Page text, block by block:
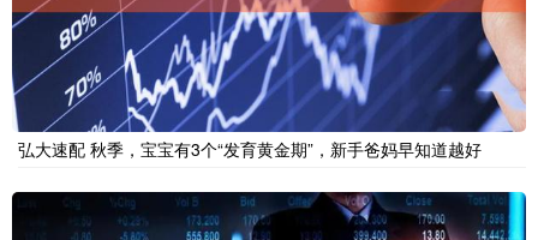
弘大速配 秋季，宝宝有3个“发育黄金期”，新手爸妈早知道越好